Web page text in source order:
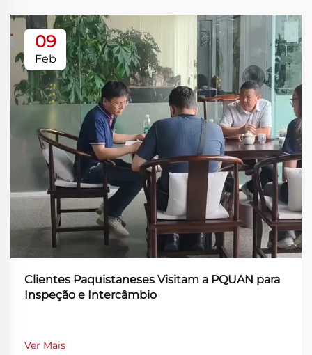
09
Feb
Clientes Paquistaneses Visitam a PQUAN para
Inspeção e Intercâmbio
Ver Mais